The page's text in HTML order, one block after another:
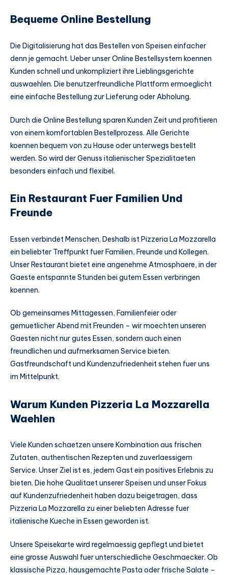
Bequeme Online Bestellung
Die Digitalisierung hat das Bestellen von Speisen einfacher
denn je gemacht. Ueber unser Online Bestellsystem koennen
Kunden schnell und unkompliziert ihre Lieblingsgerichte
auswaehlen. Die benutzerfreundliche Plattform ermoeglicht
eine einfache Bestellung zur Lieferung oder Abholung.
Durch die Online Bestellung sparen Kunden Zeit und profitieren
von einem komfortablen Bestellprozess. Alle Gerichte
koennen bequem von zu Hause oder unterwegs bestellt
werden. So wird der Genuss italienischer Spezialitaeten
besonders einfach und flexibel.
Ein Restaurant Fuer Familien Und
Freunde
Essen verbindet Menschen. Deshalb ist Pizzeria La Mozzarella
ein beliebter Treffpunkt fuer Familien, Freunde und Kollegen.
Unser Restaurant bietet eine angenehme Atmosphaere, in der
Gaeste entspannte Stunden bei gutem Essen verbringen
koennen.
Ob gemeinsames Mittagessen, Familienfeier oder
gemuetlicher Abend mit Freunden – wir moechten unseren
Gaesten nicht nur gutes Essen, sondern auch einen
freundlichen und aufmerksamen Service bieten.
Gastfreundschaft und Kundenzufriedenheit stehen fuer uns
im Mittelpunkt.
Warum Kunden Pizzeria La Mozzarella
Waehlen
Viele Kunden schaetzen unsere Kombination aus frischen
Zutaten, authentischen Rezepten und zuverlaessigem
Service. Unser Ziel ist es, jedem Gast ein positives Erlebnis zu
bieten. Die hohe Qualitaet unserer Speisen und unser Fokus
auf Kundenzufriedenheit haben dazu beigetragen, dass
Pizzeria La Mozzarella zu einer beliebten Adresse fuer
italienische Kueche in Essen geworden ist.
Unsere Speisekarte wird regelmaessig gepflegt und bietet
eine grosse Auswahl fuer unterschiedliche Geschmaecker. Ob
klassische Pizza, hausgemachte Pasta oder frische Salate –